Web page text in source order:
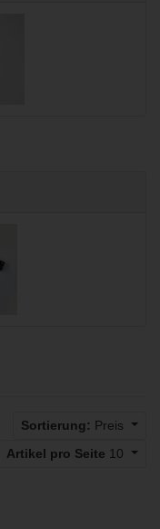
Sortierung: Preis
Artikel pro Seite 10